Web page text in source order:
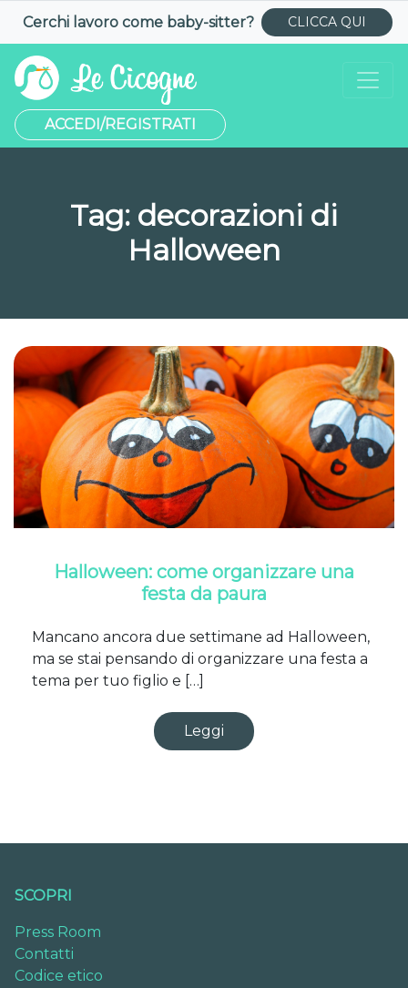
Cerchi lavoro come baby-sitter? CLICCA QUI
ACCEDI/REGISTRATI
Tag: decorazioni di
Halloween
Halloween: come organizzare una
festa da paura
Mancano ancora due settimane ad Halloween,
ma se stai pensando di organizzare una festa a
tema per tuo figlio e […]
Leggi
SCOPRI
Press Room
Contatti
Codice etico